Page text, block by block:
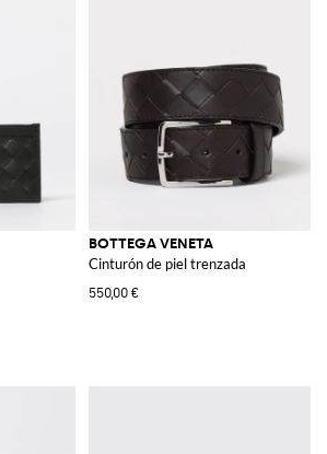
BOTTEGA VENETA
Cinturón de piel trenzada
550,00 €